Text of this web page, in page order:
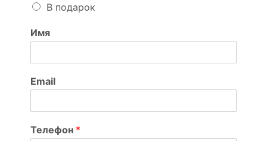
В подарок
Имя
т
и
т
п
Email
Телефон *